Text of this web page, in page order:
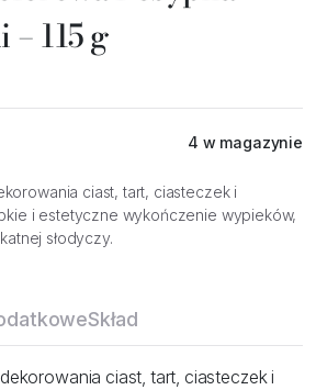
115 g
4 w magazynie
ciast, tart, ciasteczek i
i estetyczne wykończenie wypieków,
słodyczy.
Skład
ciast, tart, ciasteczek i